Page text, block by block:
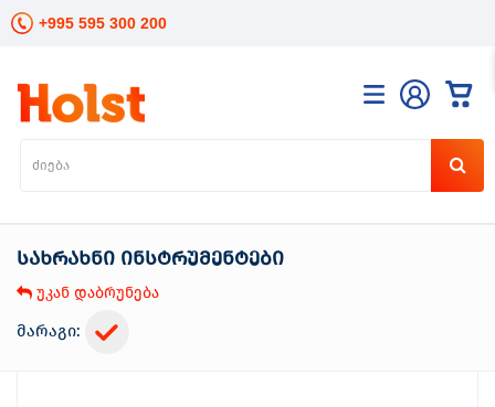
+995 595 300 200
სახრახნი ინსტრუმენტები
უკან დაბრუნება
მარაგი:
კატალოგი
განათება
ინსტრუმენტები
ელექტრო
მოვლა